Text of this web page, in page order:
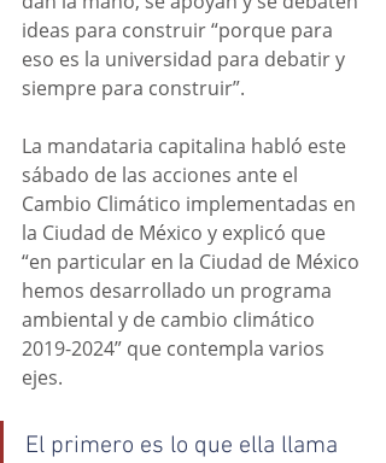
ideas para construir “porque para
eso es la universidad para debatir y
siempre para construir”.
La mandataria capitalina habló este
sábado de las acciones ante el
Cambio Climático implementadas en
la Ciudad de México y explicó que
“en particular en la Ciudad de México
hemos desarrollado un programa
ambiental y de cambio climático
2019-2024” que contempla varios
ejes.
El primero es lo que ella llama